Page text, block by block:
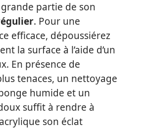
partie de son
. Pour une
efficace, dépoussiérez
la surface à l’aide d’un
En présence de
tenaces, un nettoyage
humide et un
suffit à rendre à
son éclat